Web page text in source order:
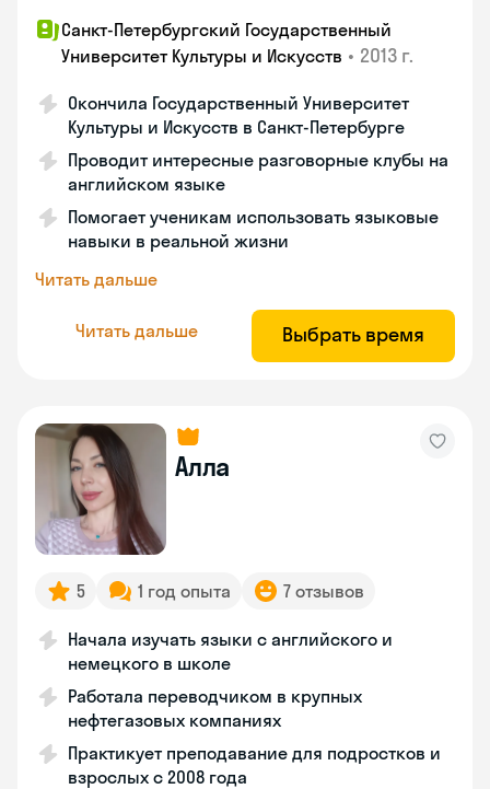
Санкт-Петербургский Государственный
Университет Культуры и Искусств • 2013 г.
Окончила Государственный Университет
Культуры и Искусств в Санкт-Петербурге
Проводит интересные разговорные клубы на
английском языке
Помогает ученикам использовать языковые
навыки в реальной жизни
Читать дальше
Читать дальше Выбрать время
Алла
5 1 год опыта 7 отзывов
Начала изучать языки с английского и
немецкого в школе
Работала переводчиком в крупных
нефтегазовых компаниях
Практикует преподавание для подростков и
взрослых с 2008 года